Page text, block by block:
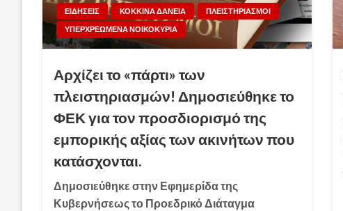
ΕΙΔΗΣΕΙΣ ΚΟΚΚΙΝΑ ΔΑΝΕΙΑ
ΠΛΕΙΣΤΗΡΙΑΣΜΟΙ
ΥΠΕΡΧΡΕΩΜΕΝΑ ΝΟΙΚΟΚΥΡΙΑ
Αρχίζει το «πάρτι» των
πλειστηριασμών! Δημοσιεύθηκε το
ΦΕΚ για τον προσδιορισμό της
εμπορικής αξίας των ακινήτων που
κατάσχονται.
Δημοσιεύθηκε στην Εφημερίδα της
Κυβερνήσεως το Προεδρικό Διάταγμα